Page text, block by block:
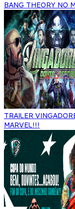
BANG THEORY NO
TRAILER
MARVEL!!!